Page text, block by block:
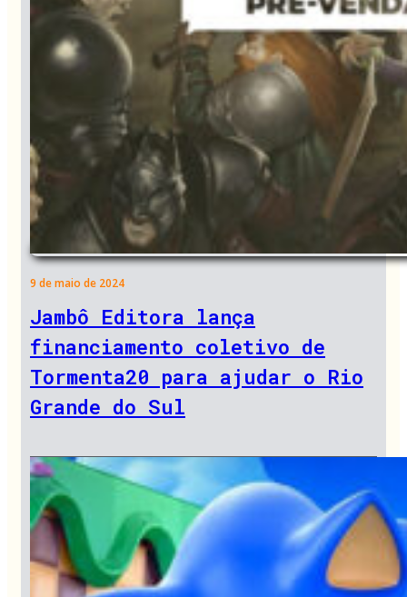
9 de maio de 2024
Jambô Editora lança
financiamento coletivo de
Tormenta20 para ajudar o Rio
Grande do Sul